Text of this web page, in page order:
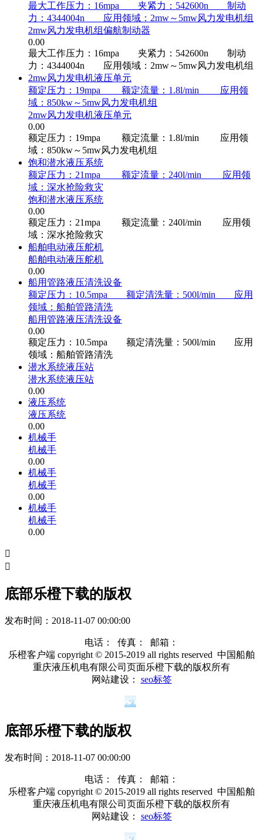
最大工作压力：16mpa 夹紧力：542600n 制动
力：4344004n 应用领域：2mw～5mw风力发电机组
2mw风力发电机组偏航制动器
0.00
最大工作压力：16mpa 夹紧力：542600n 制动
力：4344004n 应用领域：2mw～5mw风力发电机组
2mw风力发电机液压单元
额定压力：19mpa 额定流量：1.8l/min 应用领
域：850kw～5mw风力发电机组
2mw风力发电机液压单元
0.00
额定压力：19mpa 额定流量：1.8l/min 应用领
域：850kw～5mw风力发电机组
饱和潜水液压系统
额定压力：21mpa 额定流量：240l/min 应用领
域：深水抢险救灾
饱和潜水液压系统
0.00
额定压力：21mpa 额定流量：240l/min 应用领
域：深水抢险救灾
船舶电动液压舵机
船舶电动液压舵机
0.00
船用管路液压清洗设备
额定压力：10.5mpa 额定清洗量：500l/min 应用
领域：船舶管路清洗
船用管路液压清洗设备
0.00
额定压力：10.5mpa 额定清洗量：500l/min 应用
领域：船舶管路清洗
潜水系统液压站
潜水系统液压站
0.00
液压系统
液压系统
0.00
机械手
机械手
0.00
机械手
机械手
0.00
机械手
机械手
0.00


底部乐橙下载的版权
发布时间： 2018-11-07 00:00:00
电话： 传真： 邮箱：
乐橙客户端 copyright © 2015-2019 all rights reserved 中国船舶
重庆液压机电有限公司页面乐橙下载的版权所有
网站建设： seo标签
底部乐橙下载的版权
发布时间： 2018-11-07 00:00:00
电话： 传真： 邮箱：
乐橙客户端 copyright © 2015-2019 all rights reserved 中国船舶
重庆液压机电有限公司页面乐橙下载的版权所有
网站建设： seo标签